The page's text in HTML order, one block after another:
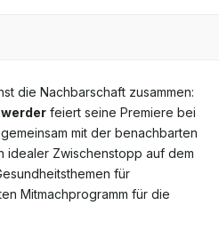
die Nachbarschaft zusammen:
feiert seine Premiere bei
mit der benachbarten
idealer Zwischenstopp auf dem
für
Mitmachprogramm für die